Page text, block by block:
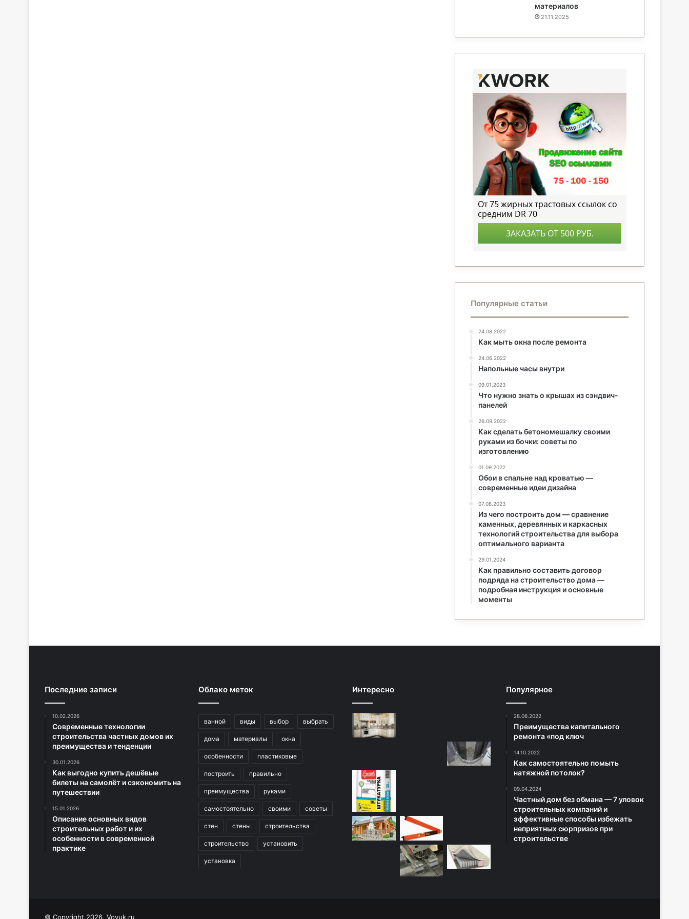
материалов
21.11.2025
Популярные статьи
24.08.2022
Как мыть окна после ремонта
24.06.2022
Напольные часы внутри
09.01.2023
Что нужно знать о крышах из сэндвич-
панелей
26.09.2022
Как сделать бетономешалку своими
руками из бочки: советы по
изготовлению
01.09.2022
Обои в спальне над кроватью —
современные идеи дизайна
07.08.2023
Из чего построить дом — сравнение
каменных, деревянных и каркасных
технологий строительства для выбора
оптимального варианта
29.01.2024
Как правильно составить договор
подряда на строительство дома —
подробная инструкция и основные
моменты
Последние записи
10.02.2026
Современные технологии
строительства частных домов их
преимущества и тенденции
30.01.2026
Как выгодно купить дешёвые
билеты на самолёт и сэкономить на
путешествии
15.01.2026
Описание основных видов
строительных работ и их
особенности в современной
практике
Облако меток
ванной виды выбор выбрать
дома материалы окна
особенности пластиковые
построить правильно
преимущества руками
самостоятельно своими советы
стен стены строительства
строительство установить
установка
Интересно Популярное
28.06.2022
Преимущества капитального
ремонта «под ключ
14.10.2022
Как самостоятельно помыть
натяжной потолок?
09.04.2024
Частный дом без обмана — 7 уловок
строительных компаний и
эффективные способы избежать
неприятных сюрпризов при
строительстве
© Copyright 2026, Vovuk.ru